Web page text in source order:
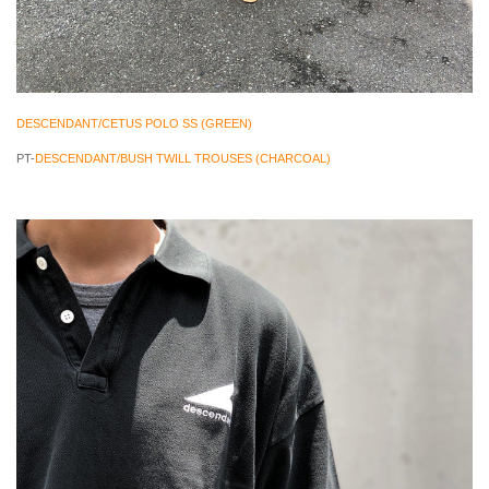
DESCENDANT/CETUS POLO SS (GREEN)
PT-DESCENDANT/BUSH TWILL TROUSES (CHARCOAL)